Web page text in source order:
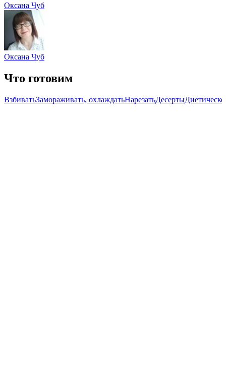
Оксана Чуб
Оксана Чуб
Что готовим
ВзбиватьЗамораживать, охлаждатьНарезатьДесерты